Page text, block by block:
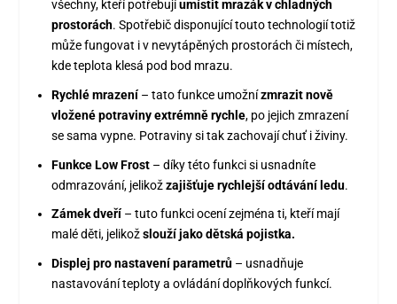
všechny, kteří potřebujíumístit mrazák v chladných
prostorách. Spotřebič disponující touto technologií totiž
může fungovat i v nevytápěných prostorách či místech,
kde teplota klesá pod bod mrazu.
Rychlé mrazení– tato funkce umožnízmrazit nově
vložené potraviny extrémně rychle, po jejich zmrazení
se sama vypne. Potraviny si tak zachovají chuť i živiny.
Funkce Low Frost – díky této funkci si usnadníte
odmrazování, jelikožzajišťuje rychlejší odtávání ledu.
Zámek dveří– tuto funkci ocení zejména ti, kteří mají
malé děti, jelikožslouží jako dětská pojistka.
Displej pro nastavení parametrů – usnadňuje
nastavování teploty a ovládání doplňkových funkcí.